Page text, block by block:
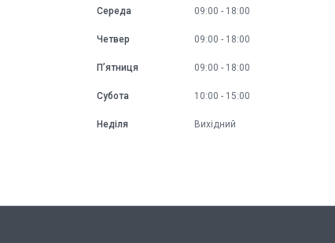
Середа 09:00 18:00
Четвер 09:00 18:00
Пʼятниця 09:00 18:00
Субота 10:00 15:00
Неділя Вихідний